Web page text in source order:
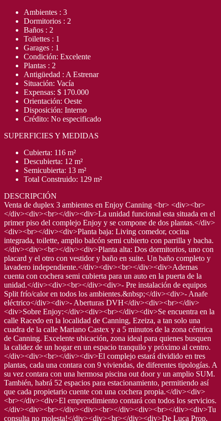
Ambientes : 3
Dormitorios : 2
Baños : 2
Toilettes : 1
Garages : 1
Condición: Excelente
Plantas : 2
Antigüedad : A Estrenar
Situación: Vacía
Expensas: $ 170.000
Orientación: Oeste
Disposición: Interno
Crédito: No especificado
SUPERFICIES Y MEDIDAS
Cubierta: 116 m²
Descubierta: 12 m²
Semicubierta: 13 m²
Total Construido: 129 m²
DESCRIPCIÓN
Venta de duplex 3 ambientes en Enjoy Canning <br> <div><br>
</div><div><br></div><div>La unidad funcional esta situada en el
primer piso del complejo Enjoy y se compone de dos plantas.</div>
<div><br></div><div>Planta baja: Living comedor, cocina
integrada, toilette, amplio balcón semi cubierto con parrilla y bacha.
</div><div><br></div><div>Planta alta: Dos dormitorios, uno con
placard y el otro con vestidor y baño en suite. Un baño completo y
lavadero independiente.</div><div><br></div><div>Ademas
cuenta con cochera semi cubierta para un auto en la puerta de la
unidad.</div><div><br></div><div>- Pre instalación de equipos
Split frío/calor en todos los ambientes.&nbsp;</div><div>- Anafe
eléctrico</div><div>- Aberturas DVH</div><div><br></div>
<div>Sobre Enjoy:</div><div><br></div><div>Se encuentra en la
calle Racedo en la localidad de Canning, Ezeiza, a tan solo una
cuadra de la calle Mariano Castex y a 5 minutos de la zona céntrica
de Canning. Excelente ubicación, zona ideal para quienes busquen
la calidez de un hogar en un espacio tranquilo y próximo al centro.
</div><div><br></div><div>El complejo estará dividido en tres
plantas, cada una contara con 9 viviendas, de diferentes tipologías. A
su vez contara con una hermosa piscina out door y un amplio SUM.
También, habrá 52 espacios para estacionamiento, permitiendo así
que cada propietario cuente con una cochera propia.</div><div>
<br></div><div>El emprendimiento contará con todos los servicios.
</div><div><br></div><div><br></div><div><br></div><div>Tu
consulta no molesta!</div><div><br></div><div>De Luca Prop.